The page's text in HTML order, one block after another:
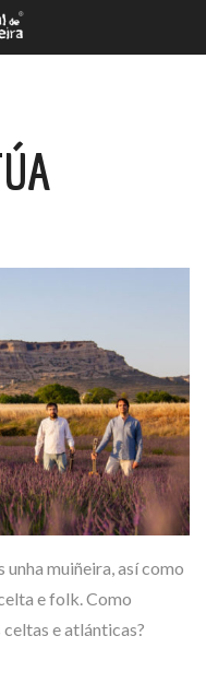
unha muiñeira, así como
e folk. Como
celtas e atlánticas?